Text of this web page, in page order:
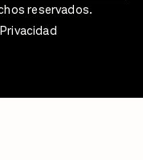
reservados.